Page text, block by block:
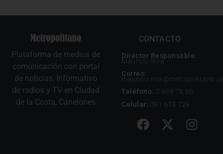
Plataforma de medios de
comunicación con portal
de noticias, Informativo
de radios y TV en Ciudad
de la Costa, Canelones
CONTACTO
Director Responsable:
Mauricio Riva
Correo:
mauricio.riva@metropolitano.uy
Teléfono: 2 698 78 66
Celular: 091 673 129